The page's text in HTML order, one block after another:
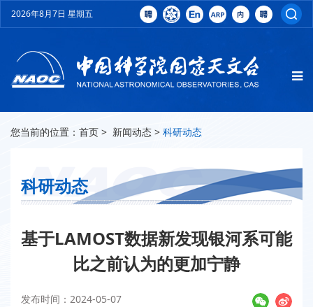
2026年8月7日 星期五
您当前的位置： 首页 > 新闻动态 > 科研动态
科研动态
基于LAMOST数据新发现银河系可能
比之前认为的更加宁静
发布时间：2024-05-07